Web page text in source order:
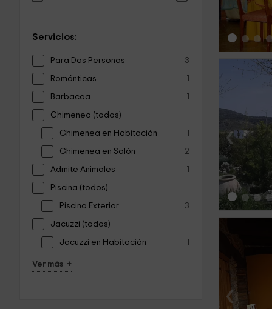
Servicios:
Para Dos Personas 3
Románticas 1
Barbacoa 1
Chimenea (todos)
Chimenea en Habitación 1
Chimenea en Salón 2
Admite Animales 1
Piscina (todos)
Piscina Exterior 3
Jacuzzi (todos)
Jacuzzi en Habitación 1
Ver más +
‹
‹